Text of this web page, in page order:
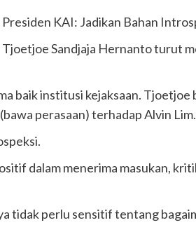
KAI: Jadikan Bahan
Sandjaja Hernanto turut
baik institusi kejaksaan. Tjoetjoe
perasaan) terhadap Alvin Lim.
dalam menerima masukan,
tidak perlu sensitif tentang